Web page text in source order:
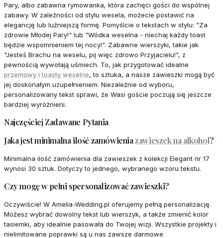
Pary, albo zabawna rymowanka, która zachęci gości do wspólnej
zabawy. W zależności od stylu wesela, możecie postawić na
elegancję lub luźniejszą formę. Pomyślcie o tekstach w stylu: "Za
zdrowie Młodej Pary!" lub "Wódka weselna - niechaj każdy toast
będzie wspomnieniem tej nocy!". Zabawne wierszyki, takie jak
"Jesteś Brachu na weselu, pij więc zdrowo Przyjacielu!", z
pewnością wywołają uśmiech. To, jak przygotować idealne
przemowy i toasty weselne, to sztuka, a nasze zawieszki mogą być
jej doskonałym uzupełnieniem. Niezależnie od wyboru,
personalizowany tekst sprawi, że Wasi goście poczują się jeszcze
bardziej wyróżnieni.
Najczęściej Zadawane Pytania
Jaka jest minimalna ilość zamówieniazawieszek na alkohol?
Minimalna ilość zamówienia dla zawieszek z kolekcji Elegant nr 17
wynosi 30 sztuk. Dotyczy to jednego, wybranego wzoru tekstu.
Czy mogę w pełni spersonalizować zawieszki?
Oczywiście! W Amelia-Wedding.pl oferujemy pełną personalizację.
Możesz wybrać dowolny tekst lub wierszyk, a także zmienić kolor
tasiemki, aby idealnie pasowała do Twojej wizji. Wszystkie projekty i
nielimitowane poprawki są u nas zawsze darmowe.